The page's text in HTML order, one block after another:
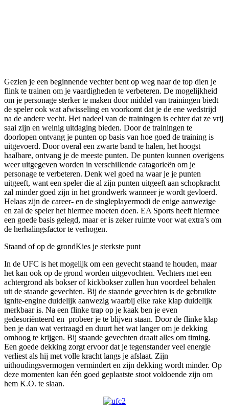
Gezien je een beginnende vechter bent op weg naar de top dien je
flink te trainen om je vaardigheden te verbeteren. De mogelijkheid
om je personage sterker te maken door middel van trainingen biedt
de speler ook wat afwisseling en voorkomt dat je de ene wedstrijd
na de andere vecht. Het nadeel van de trainingen is echter dat ze vrij
saai zijn en weinig uitdaging bieden. Door de trainingen te
doorlopen ontvang je punten op basis van hoe goed de training is
uitgevoerd. Door overal een zwarte band te halen, het hoogst
haalbare, ontvang je de meeste punten. De punten kunnen overigens
weer uitgegeven worden in verschillende catagorieën om je
personage te verbeteren. Denk wel goed na waar je je punten
uitgeeft, want een speler die al zijn punten uitgeeft aan schopkracht
zal minder goed zijn in het grondwerk wanneer je wordt gevloerd.
Helaas zijn de career- en de singleplayermodi de enige aanwezige
en zal de speler het hiermee moeten doen. EA Sports heeft hiermee
een goede basis gelegd, maar er is zeker ruimte voor wat extra’s om
de herhalingsfactor te verhogen.
Staand of op de grondKies je sterkste punt
In de UFC is het mogelijk om een gevecht staand te houden, maar
het kan ook op de grond worden uitgevochten. Vechters met een
achtergrond als bokser of kickbokser zullen hun voordeel behalen
uit de staande gevechten. Bij de staande gevechten is de gebruikte
ignite-engine duidelijk aanwezig waarbij elke rake klap duidelijk
merkbaar is. Na een flinke trap op je kaak ben je even
gedesoriënteerd en probeer je te blijven staan. Door de flinke klap
ben je dan wat vertraagd en duurt het wat langer om je dekking
omhoog te krijgen. Bij staande gevechten draait alles om timing.
Een goede dekking zorgt ervoor dat je tegenstander veel energie
verliest als hij met volle kracht langs je afslaat. Zijn
uithoudingsvermogen vermindert en zijn dekking wordt minder. Op
deze momenten kan één goed geplaatste stoot voldoende zijn om
hem K.O. te slaan.